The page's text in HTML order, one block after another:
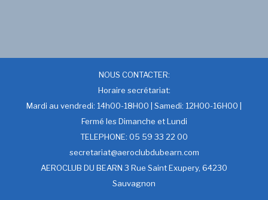
NOUS CONTACTER:
Horaire secrétariat:
Mardi au vendredi: 14h00-18H00 | Samedi: 12H00-16H00 |
Fermé les Dimanche et Lundi
TELEPHONE: 05 59 33 22 00
secretariat@aeroclubdubearn.com
AEROCLUB DU BEARN 3 Rue Saint Exupery, 64230
Sauvagnon